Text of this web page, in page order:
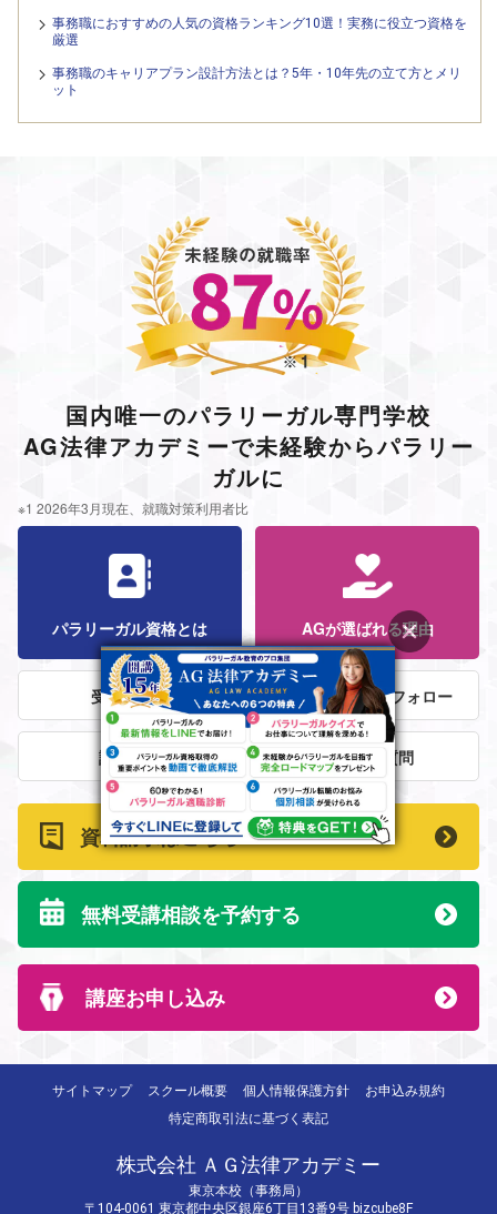
事務職におすすめの人気の資格ランキング10選！実務に役立つ資格を
厳選
事務職のキャリアプラン設計方法とは？5年・10年先の立て方とメリ
ット
※1 2026年3月現在、就職対策利用者比
国内唯一のパラリーガル専門学校
AG法律アカデミーで未経験からパラリー
ガルに
パラリーガル資格とは AGが選ばれる理由
受講者の声 法律事務所就職フォロー
講師紹介 よくある質問
資料請求はこちら
無料受講相談を予約する
講座お申し込み
サイトマップ スクール概要 個人情報保護方針
お申込み規約
特定商取引法に基づく表記
株式会社 ＡＧ法律アカデミー
東京本校（事務局）
〒104-0061 東京都中央区銀座6丁目13番9号 bizcube8F